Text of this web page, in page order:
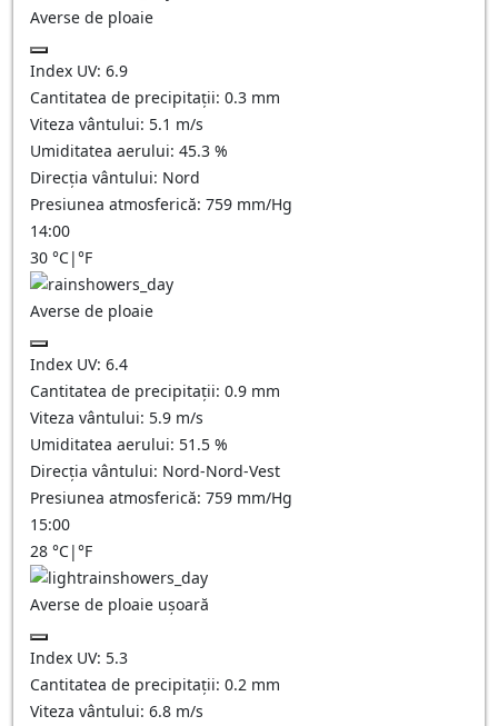
Averse de ploaie
Index UV: 6.9
Cantitatea de precipitații: 0.3 mm
Viteza vântului: 5.1 m/s
Umiditatea aerului: 45.3 %
Direcția vântului: Nord
Presiunea atmosferică: 759 mm/Hg
14:00
30 °C|°F
Averse de ploaie
Index UV: 6.4
Cantitatea de precipitații: 0.9 mm
Viteza vântului: 5.9 m/s
Umiditatea aerului: 51.5 %
Direcția vântului: Nord-Nord-Vest
Presiunea atmosferică: 759 mm/Hg
15:00
28 °C|°F
Averse de ploaie ușoară
Index UV: 5.3
Cantitatea de precipitații: 0.2 mm
Viteza vântului: 6.8 m/s